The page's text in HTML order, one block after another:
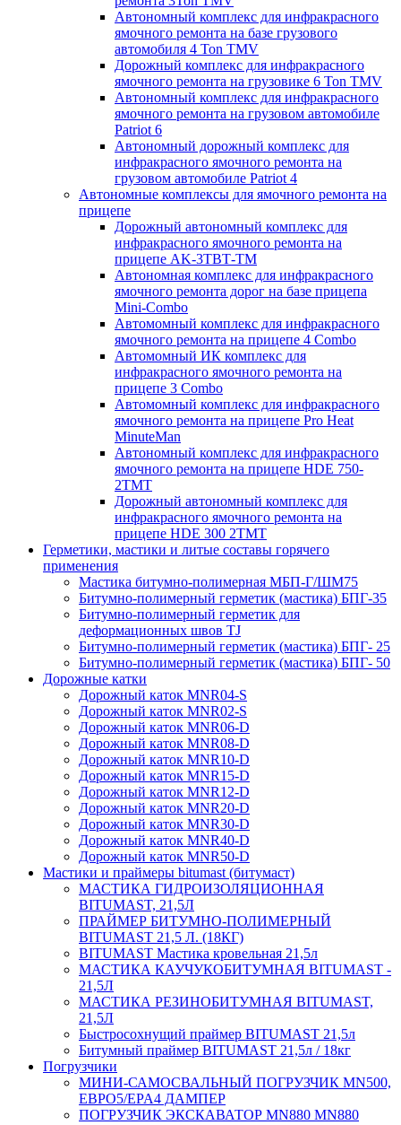
Автономный комплекс для инфракрасного
ямочного ремонта на базе грузового
автомобиля 4 Ton TMV
Дорожный комплекс для инфракрасного
ямочного ремонта на грузовике 6 Ton TMV
Автономный комплекс для инфракрасного
ямочного ремонта на грузовом автомобиле
Patriot 6
Автономный дорожный комплекс для
инфракрасного ямочного ремонта на
грузовом автомобиле Patriot 4
Автономные комплексы для ямочного ремонта на
прицепе
Дорожный автономный комплекс для
инфракрасного ямочного ремонта на
прицепе AK-3ТВТ-ТМ
Автономная комплекс для инфракрасного
ямочного ремонта дорог на базе прицепа
Mini-Combo
Автомомный комплекс для инфракрасного
ямочного ремонта на прицепе 4 Combo
Автомомный ИК комплекс для
инфракрасного ямочного ремонта на
прицепе 3 Combo
Автомомный комплекс для инфракрасного
ямочного ремонта на прицепе Pro Heat
MinuteMan
Автономный комплекс для инфракрасного
ямочного ремонта на прицепе HDE 750-
2TMT
Дорожный автономный комплекс для
инфракрасного ямочного ремонта на
прицепе HDE 300 2TMT
Герметики, мастики и литые составы горячего
применения
Мастика битумно-полимерная МБП-Г/ШМ75
Битумно-полимерный герметик (мастика) БПГ-35
Битумно-полимерный герметик для
деформационных швов TJ
Битумно-полимерный герметик (мастика) БПГ- 25
Битумно-полимерный герметик (мастика) БПГ- 50
Дорожные катки
Дорожный каток MNR04-S
Дорожный каток MNR02-S
Дорожный каток MNR06-D
Дорожный каток MNR08-D
Дорожный каток MNR10-D
Дорожный каток MNR15-D
Дорожный каток MNR12-D
Дорожный каток MNR20-D
Дорожный каток MNR30-D
Дорожный каток MNR40-D
Дорожный каток MNR50-D
Мастики и праймеры bitumast (битумаст)
МАСТИКА ГИДРОИЗОЛЯЦИОННАЯ
BITUMAST, 21,5Л
ПРАЙМЕР БИТУМНО-ПОЛИМЕРНЫЙ
BITUMAST 21,5 Л. (18КГ)
BITUMAST Мастика кровельная 21,5л
МАСТИКА КАУЧУКОБИТУМНАЯ BITUMAST -
21,5Л
МАСТИКА РЕЗИНОБИТУМНАЯ BITUMAST,
21,5Л
Быстросохнущий праймер BITUMAST 21,5л
Битумный праймер BITUMAST 21,5л / 18кг
Погрузчики
МИНИ-САМОСВАЛЬНЫЙ ПОГРУЗЧИК MN500,
ЕВРО5/EPA4 ДАМПЕР
ПОГРУЗЧИК ЭКСКАВАТОР MN880 MN880